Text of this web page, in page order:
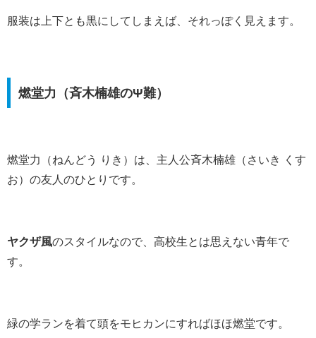
服装は上下とも黒にしてしまえば、それっぽく見えます。
燃堂力（斉木楠雄のΨ難）
燃堂力（ねんどう りき）は、主人公斉木楠雄（さいき くす
お）の友人のひとりです。
ヤクザ風のスタイルなので、高校生とは思えない青年で
す。
緑の学ランを着て頭をモヒカンにすればほほ燃堂です。